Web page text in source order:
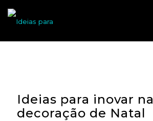
Ideias para inovar na
decoração de Natal